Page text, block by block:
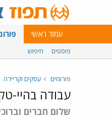
עמוד ראשי
פוסטים חיפוש
פורומים עסקים וקריירה
עבודה בהיי-
שלום חברים